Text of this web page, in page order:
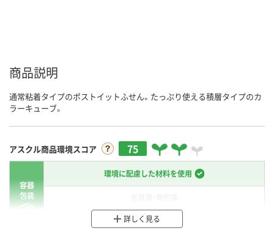
商品説明
通常粘着タイプのポストイットふせん。たっぷり使える積層タイプのカ
ラーキューブ。
アスクル商品環境スコア 75
容器
包装
環境に配慮した材料を使用
分別・リサイクルしやすい設計
詳しく見る